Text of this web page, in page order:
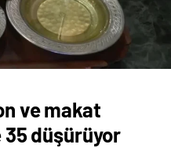
ve makat
düşürüyor